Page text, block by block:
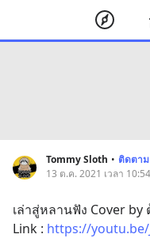
Tommy Sloth • ติดตาม
13 ต.ค. 2021 เวลา
เล่าสู่หลานฟัง Cover
Link : https://youtu.be/